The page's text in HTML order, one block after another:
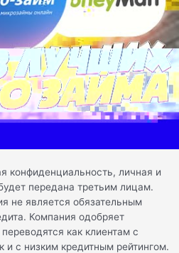
конфиденциальность, личная и
передана третьим лицам.
не является обязательным
Компания одобряет
как клиентам с
и с низким кредитным рейтингом.